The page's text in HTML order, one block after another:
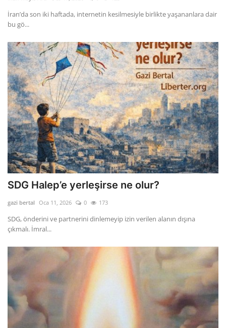
Dil
English Turkish
İran’da son iki haftada, internetin kesilmesiyle birlikte yaşananlara dair
bu gö...
SDG Halep’e yerleşirse ne olur?
gazi bertal Oca 11, 2026 0 173
SDG, önderini ve partnerini dinlemeyip izin verilen alanın dışına
çıkmalı. İmral...